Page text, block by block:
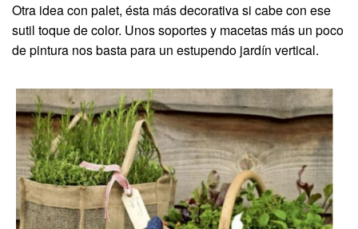
Otra idea con palet, ésta más decorativa si cabe con ese
sutil toque de color. Unos soportes y macetas más un poco
de pintura nos basta para un estupendo jardín vertical.